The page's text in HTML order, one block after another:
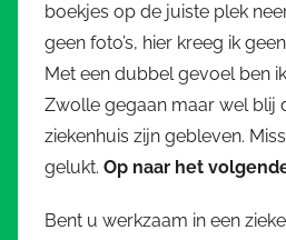
boekjes op de juiste plek
geen foto’s, hier kreeg ik
Met een dubbel gevoel ben
Zwolle gegaan maar wel blij
ziekenhuis zijn gebleven.
gelukt. Op naar het
Bent u werkzaam in een